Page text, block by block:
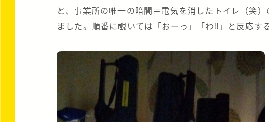
と、事業所の唯一の暗闇＝電気を消したトイレ（笑
ました。順番に覗いては「おーっ」「わ‼︎」と反応す